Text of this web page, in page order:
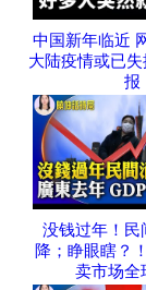
中国新年临近
大陆疫情或已
报
没钱过年！民
降；睁眼瞎？
卖市场全